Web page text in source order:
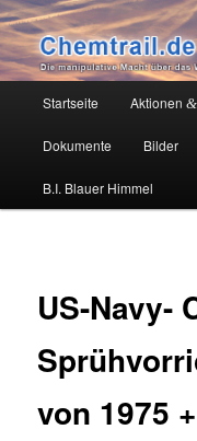
Zum
primären
Inhalt
springenChemtrail.de
Die manipulative Macht
Startseite Aktionen &
Dokumente Bilder
B.I. Blauer Himmel
US-Navy-
von 1975